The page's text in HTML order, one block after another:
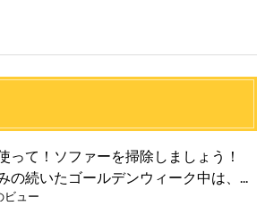
って！ソファーを掃除しましょう！
の続いたゴールデンウィーク中は、...
ビュー